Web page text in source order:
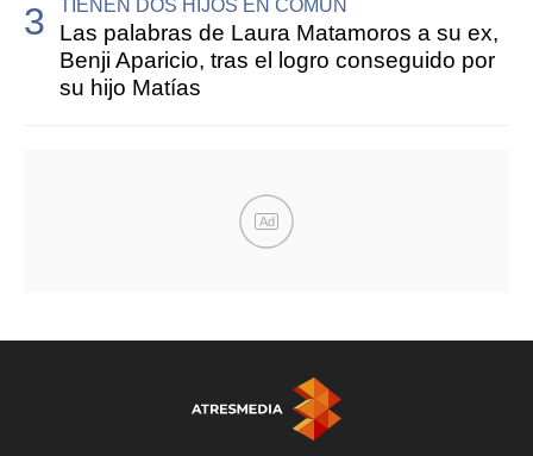
TIENEN DOS HIJOS EN COMÚN
Las palabras de Laura Matamoros a su ex,
Benji Aparicio, tras el logro conseguido por
su hijo Matías
Ad